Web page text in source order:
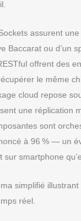
assurent
Baccarat ou d’un
offrent des
le même
cloud repose
une réplication
sont
à 96 % — un
sur smartphone
simplifié
réel.